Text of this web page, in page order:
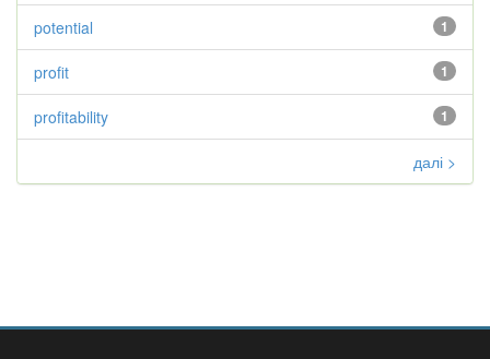
1
potential
1
profit
1
profitability
далі >